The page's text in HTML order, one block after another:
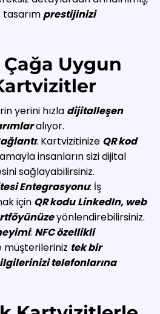
prestijinizi
Uygun
yerini hızla dijitalleşen
alıyor.
: Kartvizitinize QR kod
insanların sizi dijital
sağlayabilirsiniz.
Entegrasyonu: İş
için QR kodu LinkedIn, web
yönlendirebilirsiniz.
: NFC özellikli
müşterileriniz tek bir
telefonlarına